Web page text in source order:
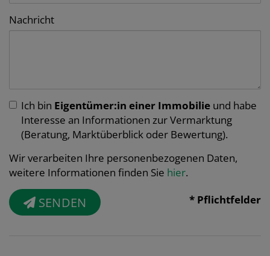
Nachricht
Ich bin Eigentümer:in einer Immobilie und habe
Interesse an Informationen zur Vermarktung
(Beratung, Marktüberblick oder Bewertung).
Wir verarbeiten Ihre personenbezogenen Daten,
weitere Informationen finden Sie hier.
SENDEN * Pflichtfelder